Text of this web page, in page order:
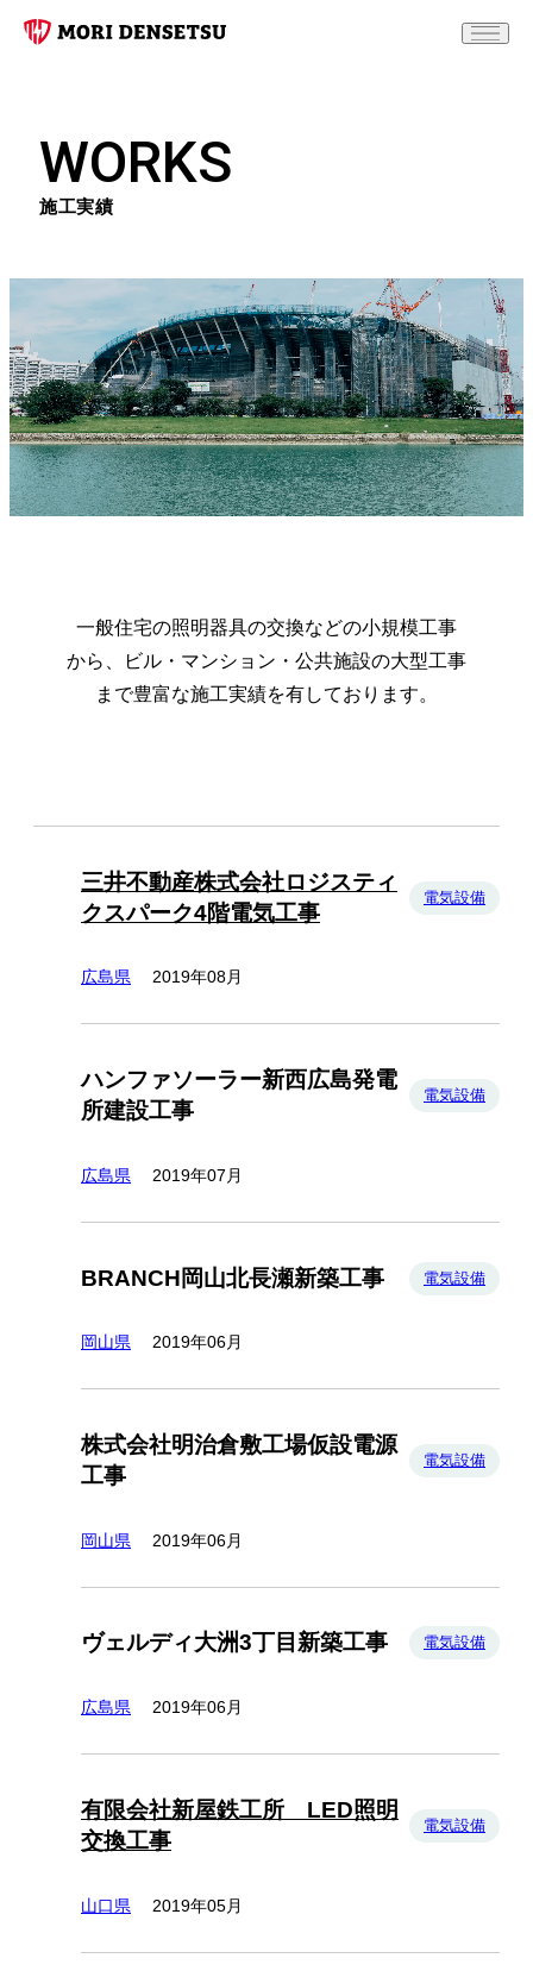
WORKS
施工実績
一般住宅の照明器具の交換などの小規模工事
から、
ビル・マンション・公共施設の大型工事
まで豊富な施工実績を有しております。
三井不動産株式会社ロジスティ
クスパーク4階電気工事
電気設備
広島県 2019年08月
ハンファソーラー新西広島発電
所建設工事
電気設備
広島県 2019年07月
BRANCH岡山北長瀬新築工事 電気設備
岡山県 2019年06月
株式会社明治倉敷工場仮設電源
工事
電気設備
岡山県 2019年06月
ヴェルディ大洲3丁目新築工事 電気設備
広島県 2019年06月
有限会社新屋鉄工所 LED照明
交換工事
電気設備
山口県 2019年05月